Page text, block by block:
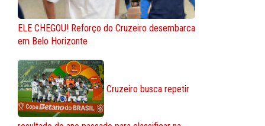
ELE CHEGOU! Reforço do Cruzeiro desembarca
em Belo Horizonte
Cruzeiro busca repetir